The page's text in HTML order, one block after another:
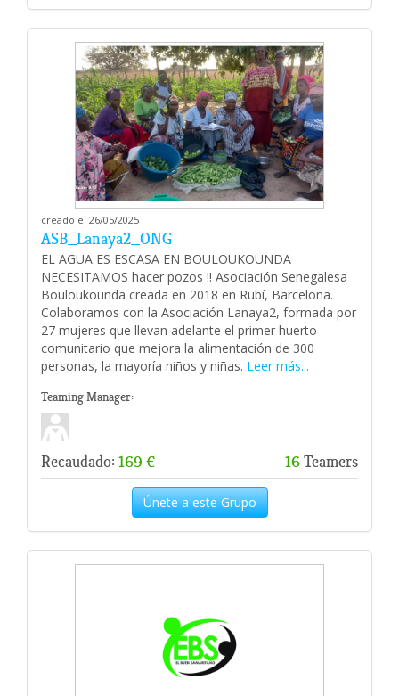
creado el 26/05/2025
ASB_Lanaya2_ONG
EL AGUA ES ESCASA EN BOULOUKOUNDA
NECESITAMOS hacer pozos !! Asociación Senegalesa
Bouloukounda creada en 2018 en Rubí, Barcelona.
Colaboramos con la Asociación Lanaya2, formada por
27 mujeres que llevan adelante el primer huerto
comunitario que mejora la alimentación de 300
personas, la mayoría niños y niñas. Leer más...
Teaming Manager:
Recaudado: 169 € 16Teamers
Únete a este Grupo